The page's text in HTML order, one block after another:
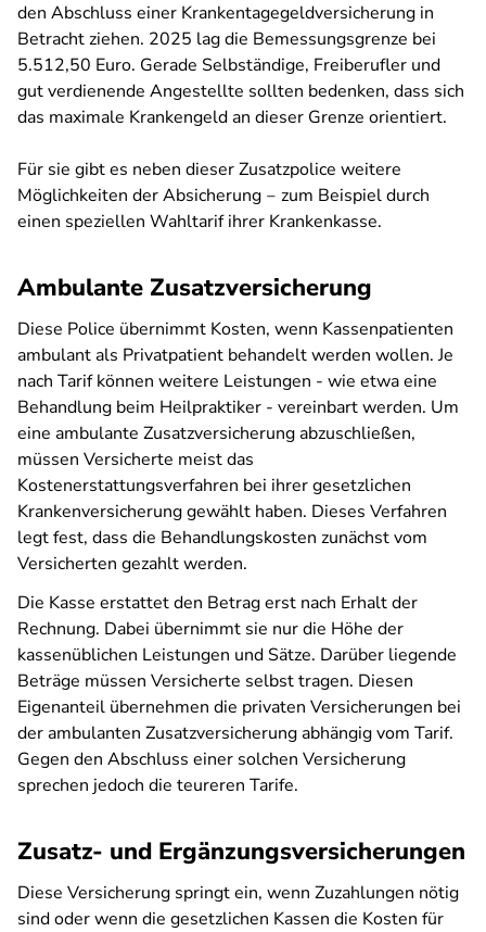
den Abschluss einer Krankentagegeldversicherung in
Betracht ziehen. 2025 lag die Bemessungsgrenze bei
5.512,50 Euro. Gerade Selbständige, Freiberufler und
gut verdienende Angestellte sollten bedenken, dass sich
das maximale Krankengeld an dieser Grenze orientiert.
Für sie gibt es neben dieser Zusatzpolice weitere
Möglichkeiten der Absicherung ‒ zum Beispiel durch
einen speziellen Wahltarif ihrer Krankenkasse.
Ambulante Zusatzversicherung
Diese Police übernimmt Kosten, wenn Kassenpatienten
ambulant als Privatpatient behandelt werden wollen. Je
nach Tarif können weitere Leistungen - wie etwa eine
Behandlung beim Heilpraktiker - vereinbart werden. Um
eine ambulante Zusatzversicherung abzuschließen,
müssen Versicherte meist das
Kostenerstattungsverfahren bei ihrer gesetzlichen
Krankenversicherung gewählt haben. Dieses Verfahren
legt fest, dass die Behandlungskosten zunächst vom
Versicherten gezahlt werden.
Die Kasse erstattet den Betrag erst nach Erhalt der
Rechnung. Dabei übernimmt sie nur die Höhe der
kassenüblichen Leistungen und Sätze. Darüber liegende
Beträge müssen Versicherte selbst tragen. Diesen
Eigenanteil übernehmen die privaten Versicherungen bei
der ambulanten Zusatzversicherung abhängig vom Tarif.
Gegen den Abschluss einer solchen Versicherung
sprechen jedoch die teureren Tarife.
Zusatz- und Ergänzungsversicherungen
Diese Versicherung springt ein, wenn Zuzahlungen nötig
sind oder wenn die gesetzlichen Kassen die Kosten für